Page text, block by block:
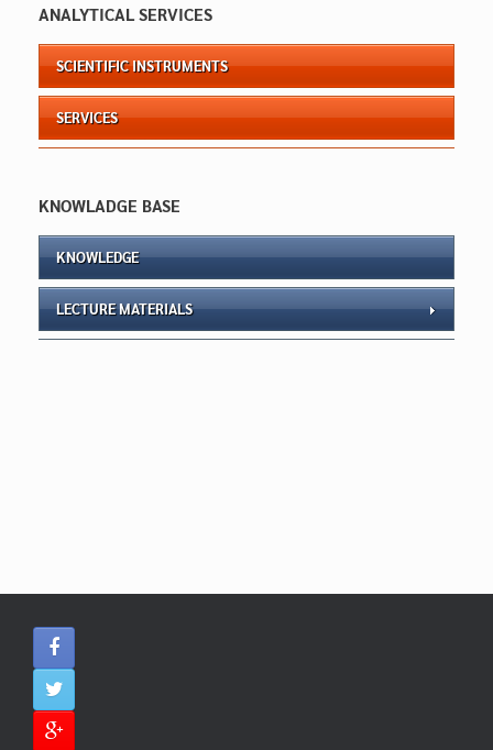
ANALYTICAL SERVICES
SCIENTIFIC INSTRUMENTS
SERVICES
KNOWLADGE BASE
KNOWLEDGE
LECTURE MATERIALS